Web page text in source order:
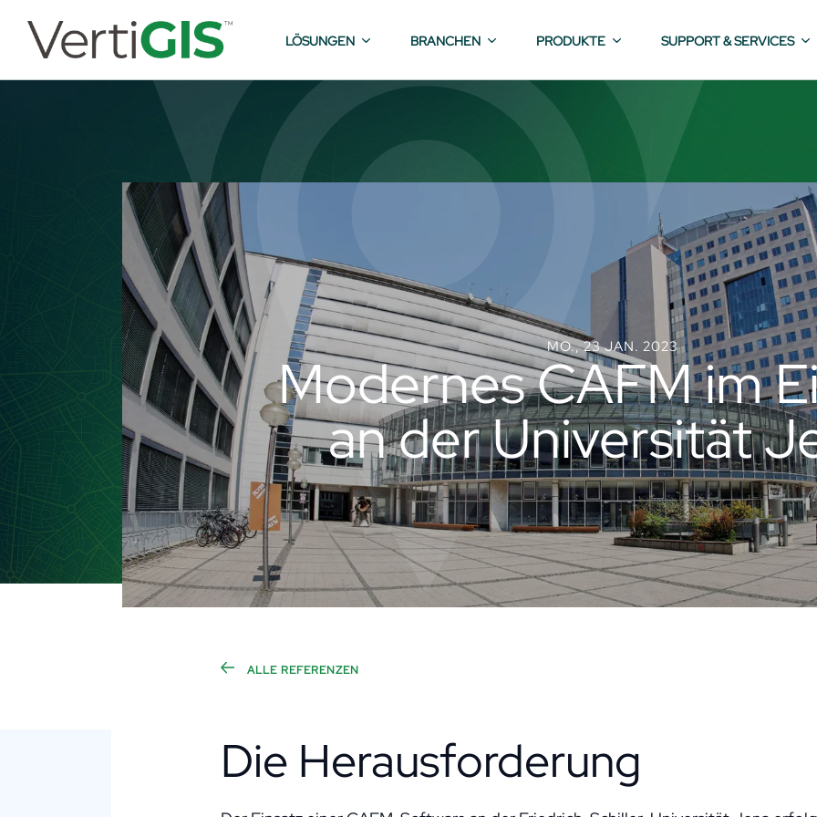
LÖSUNGEN BRANCHEN PRODUKTE SUPPORT & SERVICES
MO., 23 JAN. 2023
Modernes CAFM im
an der Universität
ALLE REFERENZEN
Die Herausforderung